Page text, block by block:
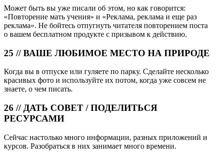
Может быть вы уже писали об этом, но как говорится:
«Повторение мать учения» и «Реклама, реклама и еще раз
реклама». Не бойтесь отпугнуть читателя повторением поста
о вашем бесплатном продукте с призывом к действию.
25 // ВАШЕ ЛЮБИМОЕ МЕСТО НА ПРИРОДЕ
Когда вы в отпуске или гуляете по парку. Сделайте несколько
красивых фото и используйте их потом, когда уже совсем не
знаете, о чем писать.
26 // ДАТЬ СОВЕТ / ПОДЕЛИТЬСЯ
РЕСУРСАМИ
Сейчас настолько много информации, разных приложений и
курсов. Разобраться в них занимает много времени.